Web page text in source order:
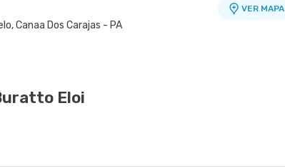
Canaa Dos Carajas - PA
VER MAPA
Eloi